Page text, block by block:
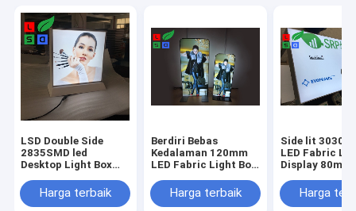
LSD Double Side
2835SMD led
Desktop Light Box
LonglifeHarga terbaik
Berdiri Bebas
Kedalaman 120mm
LED Fabric Light Box
Round Corner
Harga terbaik
Side lit 3030
LED Fabric
Display 80mm
Dinding
Harga